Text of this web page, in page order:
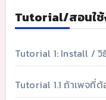
Tutorial/สอนใช้
Tutorial 1: Install /
Tutorial 1.1 ถ้าเพจที่